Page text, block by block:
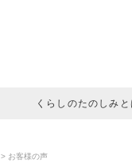
くらしのたのしみと
> お客様の声